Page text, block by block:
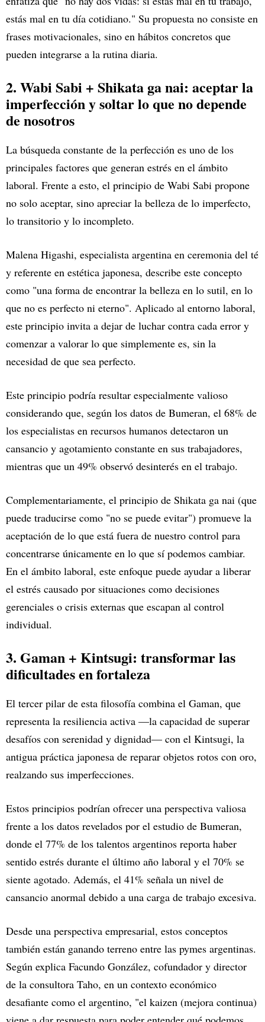
estás mal en tu día cotidiano." Su propuesta no consiste en
frases motivacionales, sino en hábitos concretos que
pueden integrarse a la rutina diaria.
2. Wabi Sabi + Shikata ga nai: aceptar la
imperfección y soltar lo que no depende
de nosotros
La búsqueda constante de la perfección es uno de los
principales factores que generan estrés en el ámbito
laboral. Frente a esto, el principio de Wabi Sabi propone
no solo aceptar, sino apreciar la belleza de lo imperfecto,
lo transitorio y lo incompleto.
Malena Higashi, especialista argentina en ceremonia del té
y referente en estética japonesa, describe este concepto
como "una forma de encontrar la belleza en lo sutil, en lo
que no es perfecto ni eterno". Aplicado al entorno laboral,
este principio invita a dejar de luchar contra cada error y
comenzar a valorar lo que simplemente es, sin la
necesidad de que sea perfecto.
Este principio podría resultar especialmente valioso
considerando que, según los datos de Bumeran, el 68% de
los especialistas en recursos humanos detectaron un
cansancio y agotamiento constante en sus trabajadores,
mientras que un 49% observó desinterés en el trabajo.
Complementariamente, el principio de Shikata ga nai (que
puede traducirse como "no se puede evitar") promueve la
aceptación de lo que está fuera de nuestro control para
concentrarse únicamente en lo que sí podemos cambiar.
En el ámbito laboral, este enfoque puede ayudar a liberar
el estrés causado por situaciones como decisiones
gerenciales o crisis externas que escapan al control
individual.
3. Gaman + Kintsugi: transformar las
dificultades en fortaleza
El tercer pilar de esta filosofía combina el Gaman, que
representa la resiliencia activa —la capacidad de superar
desafíos con serenidad y dignidad— con el Kintsugi, la
antigua práctica japonesa de reparar objetos rotos con oro,
realzando sus imperfecciones.
Estos principios podrían ofrecer una perspectiva valiosa
frente a los datos revelados por el estudio de Bumeran,
donde el 77% de los talentos argentinos reporta haber
sentido estrés durante el último año laboral y el 70% se
siente agotado. Además, el 41% señala un nivel de
cansancio anormal debido a una carga de trabajo excesiva.
Desde una perspectiva empresarial, estos conceptos
también están ganando terreno entre las pymes argentinas.
Según explica Facundo González, cofundador y director
de la consultora Taho, en un contexto económico
desafiante como el argentino, "el kaizen (mejora continua)